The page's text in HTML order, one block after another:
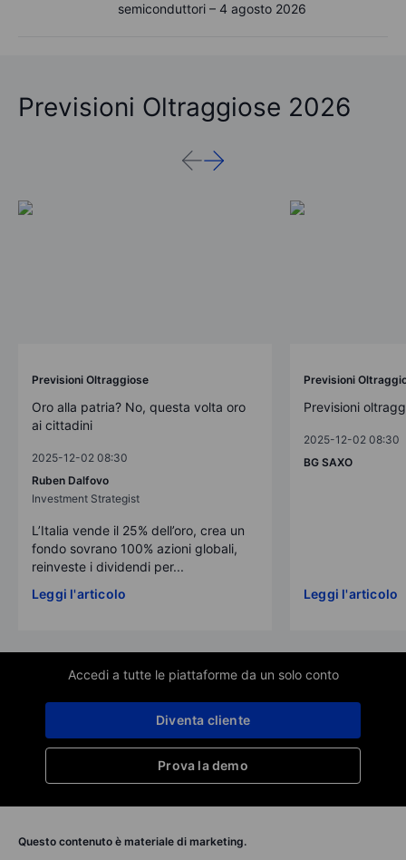
semiconduttori – 4 agosto 2026
Previsioni Oltraggiose 2026
Previsioni Oltraggiose
Oro alla patria? No, questa volta oro
ai cittadini
2025-12-02 08:30
Ruben Dalfovo
Investment Strategist
L’Italia vende il 25% dell’oro, crea un
fondo sovrano 100% azioni globali,
reinveste i dividendi per...
Leggi l'articolo
Previsioni
Previsioni
2025-12-02 08:30
BG SAXO
Leggi l'articolo
Accedi a tutte le piattaforme da un solo conto
Prova la demo
Diventa cliente
Questo contenuto è materiale di marketing.